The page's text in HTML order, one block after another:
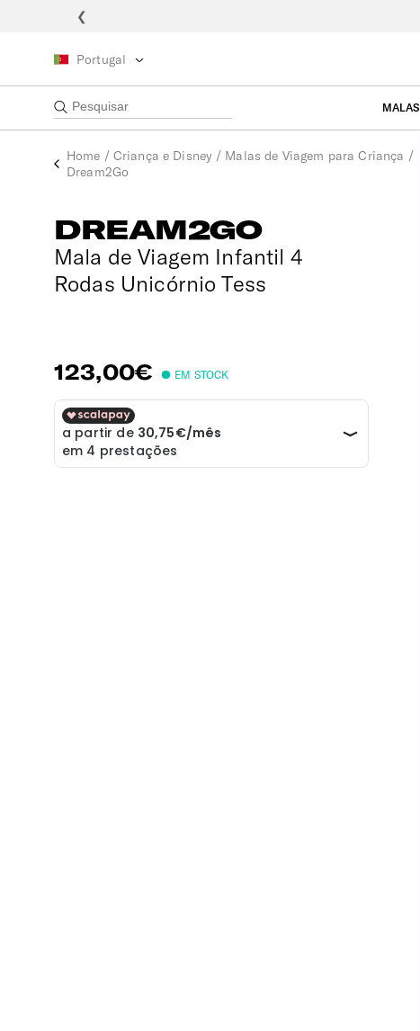
❮
Portugal
MALAS
Home / Criança e Disney / Malas de Viagem para Criança /
Dream2Go
DREAM2GO
Mala de Viagem Infantil 4
Rodas Unicórnio Tess
123,00€ EM STOCK